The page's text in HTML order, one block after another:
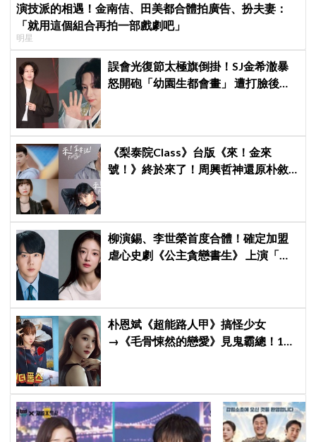
演技派的相遇！金南佶、田美都合體拍廣告、扮夫妻：
「就用這個組合再拍一部戲劇吧」
明星
誤會光復節太極旗倒掛！SJ金希澈暴
怒開砲「幼園生都會畫」 遭打臉後火
《梨泰院Class》台版《來！金來
號！》終於來了！周興哲神還原朴敘
柳演錫、李世榮首度合體！確定加盟
虐心史劇《公主貪戀書生》 上演「朝
朴恩斌《超能路人甲》搞怪少女
→《毛骨悚然的戀愛》見鬼霸總！180